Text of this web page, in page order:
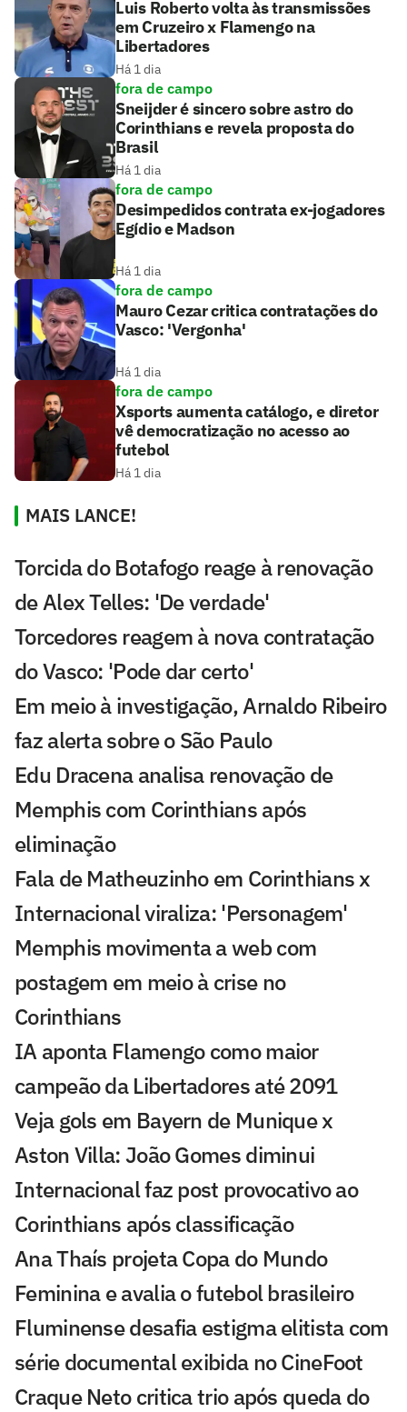
Luis Roberto volta às transmissões
em Cruzeiro x Flamengo na
Libertadores
Há 1 dia
fora de campo
Sneijder é sincero sobre astro do
Corinthians e revela proposta do
Brasil
Há 1 dia
fora de campo
Desimpedidos contrata ex-jogadores
Egídio e Madson
Há 1 dia
fora de campo
Mauro Cezar critica contratações do
Vasco: 'Vergonha'
Há 1 dia
fora de campo
Xsports aumenta catálogo, e diretor
vê democratização no acesso ao
futebol
Há 1 dia
MAIS LANCE!
Torcida do Botafogo reage à renovação
de Alex Telles: 'De verdade'
Torcedores reagem à nova contratação
do Vasco: 'Pode dar certo'
Em meio à investigação, Arnaldo Ribeiro
faz alerta sobre o São Paulo
Edu Dracena analisa renovação de
Memphis com Corinthians após
eliminação
Fala de Matheuzinho em Corinthians x
Internacional viraliza: 'Personagem'
Memphis movimenta a web com
postagem em meio à crise no
Corinthians
IA aponta Flamengo como maior
campeão da Libertadores até 2091
Veja gols em Bayern de Munique x
Aston Villa: João Gomes diminui
Internacional faz post provocativo ao
Corinthians após classificação
Ana Thaís projeta Copa do Mundo
Feminina e avalia o futebol brasileiro
Fluminense desafia estigma elitista com
série documental exibida no CineFoot
Craque Neto critica trio após queda do